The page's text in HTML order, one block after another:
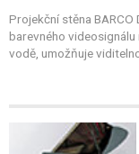
Projekční stěna
barevného
vodě, umožňuje